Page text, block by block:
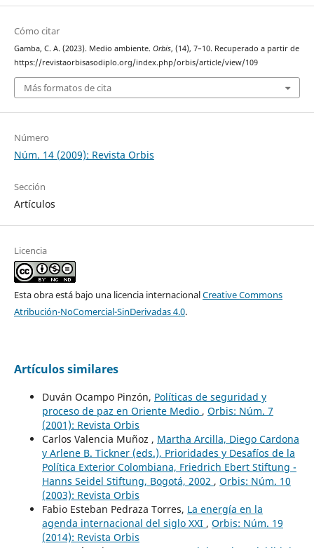
Cómo citar
Gamba, C. A. (2023). Medio ambiente. Orbis, (14), 7–10. Recuperado a partir de
https://revistaorbisasodiplo.org/index.php/orbis/article/view/109
Más formatos de cita
Número
Núm. 14 (2009): Revista Orbis
Sección
Artículos
Licencia
Esta obra está bajo una licencia internacionalCreative Commons
Atribución-NoComercial-SinDerivadas 4.0.
Artículos similares
Duván Ocampo Pinzón, Políticas de seguridad y
proceso de paz en Oriente Medio , Orbis: Núm. 7
(2001): Revista Orbis
Carlos Valencia Muñoz , Martha Arcilla, Diego Cardona
y Arlene B. Tickner (eds.), Prioridades y Desafíos de la
Política Exterior Colombiana, Friedrich Ebert Stiftung -
Hanns Seidel Stiftung, Bogotá, 2002 , Orbis: Núm. 10
(2003): Revista Orbis
Fabio Esteban Pedraza Torres, La energía en la
agenda internacional del siglo XXI , Orbis: Núm. 19
(2014): Revista Orbis